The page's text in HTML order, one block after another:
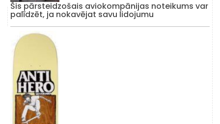
Šis pārsteidzošais aviokompānijas noteikums var
palīdzēt, ja nokavējat savu lidojumu